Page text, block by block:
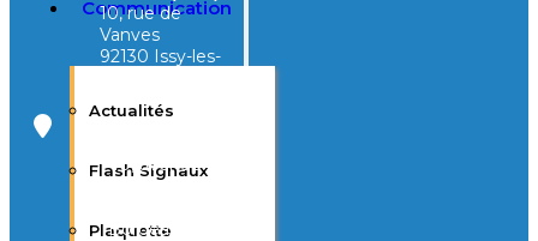
Communication
Actualités
Flash Signaux
Plaquette
10, rue de
Vanves
92130 Issy-les-
40, avenue
d’Eysines
Bordeaux